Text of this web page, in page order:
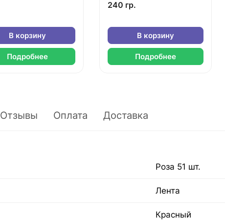
В корзину
Подробнее
240 гр.
В корзину
Подробнее
Отзывы Оплата Доставка
Роза 51 шт.
Лента
Красный